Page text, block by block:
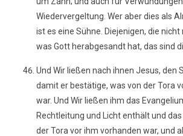
Wiedervergeltung. Wer aber dies als
ist es eine Sühne. Diejenigen, die
was Gott herabgesandt hat, das sind
Und Wir ließen nach ihnen Jesus, den
damit er bestätige, was von der Tora
war. Und Wir ließen ihm das
Rechtleitung und Licht enthält und
der Tora vor ihm vorhanden war, und